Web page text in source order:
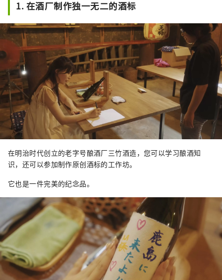
1. 在酒厂制作独一无二的酒标
在明治时代创立的老字号酿酒厂三竹酒造，您可以学习酿酒知
识，还可以参加制作原创酒标的工作坊。
它也是一件完美的纪念品。